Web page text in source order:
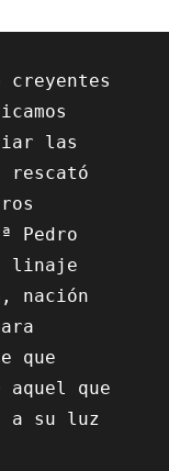
creyentes
las
rescató
Pedro
linaje
nación
que
que
a su luz